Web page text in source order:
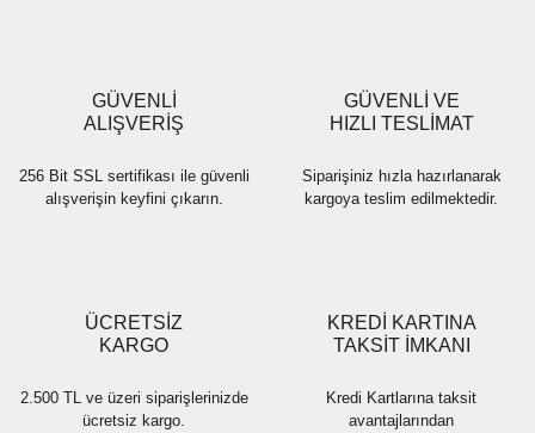
Ürün fiyatı diğer sitelerden daha pahalı.
Bu ürüne benzer farklı alternatifler olmalı.
GÜVENLİ
ALIŞVERİŞ
256 Bit SSL sertifikası ile güvenli
alışverişin keyfini çıkarın.
GÜVENLİ VE
HIZLI TESLİMAT
Siparişiniz hızla hazırlanarak
kargoya teslim edilmektedir.
ÜCRETSİZ
KARGO
2.500 TL ve üzeri siparişlerinizde
ücretsiz kargo.
KREDİ KARTINA
TAKSİT İMKANI
Kredi Kartlarına taksit
avantajlarından